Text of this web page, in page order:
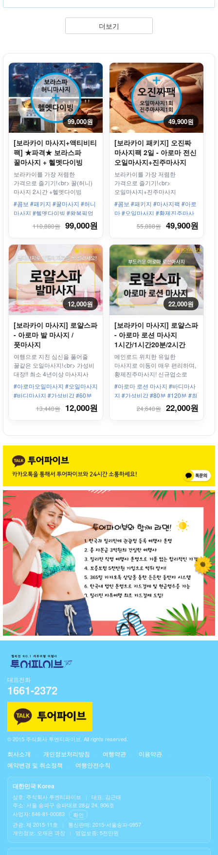
더보기
99,000원
[보라카이 마사지+액티비티
팩] ★파격★ 보라스파
꿀마사지 + 헬멧다이빙
보라카이를 가장 저렴한
가격으로 즐기기!<br> 꿀(허니)
마사지 2시간 +헬멧다이빙
패키지
#콤보 #패키지 #꿀마사지 #허니
마사지 #헬멧다이빙 #왕복픽업
110,880원 99,000원
49,900원
[보라카이 패키지] 오진짜
마사지팩 2일 - 아로마 전신
오일마사지+진주마사지
(2회)
보라카이를 가장 저렴한
가격으로 즐기기!<br>
오일마사지+진주마사지
#콤보 #패키지 #마사지팩 #아로
마 #오일마사지 #황제진주마사
55,888원 49,900원
12,000원
[보라카이 마사지] 로얄스파
- 아로마 발 마사지 /
풋마사지
여행으로 지친 심신을 풀어줄
꿀같은 오일마사지!<br> 가성비
대장!! 최소 4년이상 마사지사
보유
#아로마오일마사지 #오일마사지
#바디마사지 #가성비갑 #60분
#90분 #120분 #최저가 마사지!
#스테이션1 #화이트비치 #해변
전망
13,440원 12,000원
22,000원
[보라카이 마사지] 로얄스파
- 아로마 로션 마사지
1시간/1시간20분/2시간
메인로드 위치한 유일한
마사지로 이동이 매우 편리하며,
황제진주마사지! 신규업소로
매우 깨끗합니다.
#아로마 로션 마사지 #바디마사
지 #가성비갑 #80분 #120분 #최
저가 마사지! #화이트비치 #스테
이션3 #커플 #가족 #남자끼리 #
여성끼리 #실속 #신규
24,640원 22,000원
대표전화
1661-2372
© 2015 주식회사 투엔티파이브. All rights reserved.
회사소개 개인정보처리방침 여행약관
이용약관
예약변경 및 취소정책
여행안전수칙
대한민국 Korea
상호: 주식회사 투엔티파이브 |
대표: 김근태
주소: 서울 송파구 송파대로 28길 24, 906호
사업자: 846-81-00083
확인
관광: 제 2015-11호
|
통신판매: 2015-서울송파-0957
개인정보: 오재은 과장
| 영업보증: 5천만원